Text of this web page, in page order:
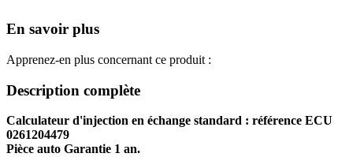
En savoir plus
Apprenez-en plus concernant ce produit :
Description complète
Calculateur d'injection en échange standard : référence ECU
0261204479
Pièce auto Garantie 1 an.